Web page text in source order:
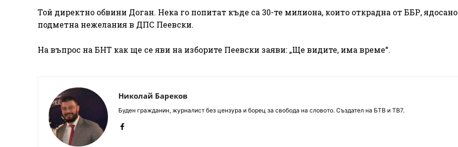
Той директно обвини Доган. Нека го попитат къде са 30-те милиона, които открадна от ББР, ядосано
подметна нежелания в ДПС Пеевски.
На въпрос на БНТ как ще се яви на изборите Пеевски заяви: „Ще видите, има време“.
Николай Бареков
Буден гражданин, журналист без цензура и борец за свобода на словото. Създател на БТВ и ТВ7.